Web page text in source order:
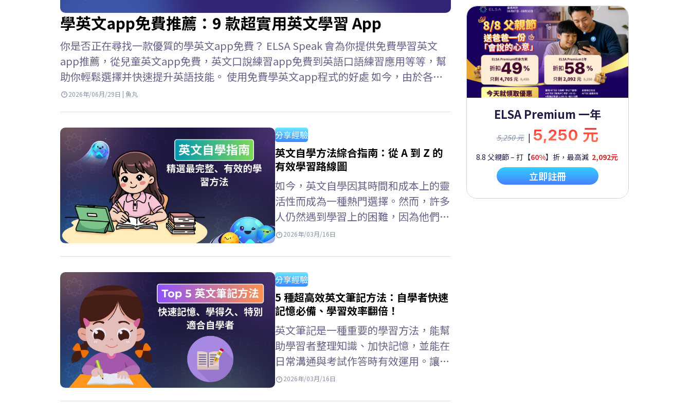
學英文app免費推薦：9 款超實用英文學習 App
你是否正在尋找一款優質的學英文app免費？ ELSA Speak 會為你提供免費學習英文
app推薦，從兒童英文app免費，英文口說練習app免費到英語口語練習應用等等，幫
助你輕鬆選擇并快速提升英語技能。 使用免費學英文app程式的好處 如今，由於各種
免費應用程序，學習英語變得輕鬆便捷。只需一部智能手機和網路連接，你就可以隨時
續學習仍然有效。…
2026年/06月/29日 | 魚丸
分享經驗
英文自學方法綜合指南：從 A 到 Z 的
有效學習路線圖
如今，英文自學因其時間和成本上的靈
活性而成為一種熱門選擇。然而，許多
人仍然遇到學習上的困難，因為他們缺
乏清晰的方法、學習計劃，或不知道從
導、如何制定學習計劃，到推薦合適的
學習資料、網站和應用程序，幫助自學
者提升英語水平。 初學者自學英文的
六個步驟 有效的英文自學規劃是英文
自學第一步。它能幫助你明確目標、時
間安排、學習方法和合適的學習材料，
從而制定更有方向且有效的英文自學
安排。 第一步：學習發音（基礎） 練
習…
2026年/03月/16日
分享經驗
5 種超高效英文筆記方法：自學者快速
記憶必備、學習效率翻倍！
英文筆記是一種重要的學習方法，能幫
助學習者整理知識、加快記憶，並能在
日常溝通與考試作答時有效運用。讓我
們一起透過 ELSA Speak 了解英文筆記
2026年/03月/16日
ELSA Premium 一年
5,250 元 | 5,250 元
8.8 父親節 – 打【60%】折，最高減 2,092元
立即註冊